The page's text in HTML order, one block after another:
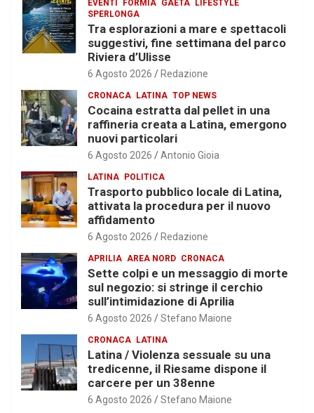
EVENTI FORMIA GAETA LIFESTYLE
SPERLONGA
Tra esplorazioni a mare e spettacoli
suggestivi, fine settimana del parco
Riviera d’Ulisse
6 Agosto 2026 Redazione
CRONACA LATINA TOP NEWS
Cocaina estratta dal pellet in una
raffineria creata a Latina, emergono
nuovi particolari
6 Agosto 2026 Antonio Gioia
LATINA POLITICA
Trasporto pubblico locale di Latina,
attivata la procedura per il nuovo
affidamento
6 Agosto 2026 Redazione
APRILIA AREA NORD CRONACA
Sette colpi e un messaggio di morte
sul negozio: si stringe il cerchio
sull’intimidazione di Aprilia
6 Agosto 2026 Stefano Maione
CRONACA LATINA
Latina / Violenza sessuale su una
tredicenne, il Riesame dispone il
carcere per un 38enne
6 Agosto 2026 Stefano Maione